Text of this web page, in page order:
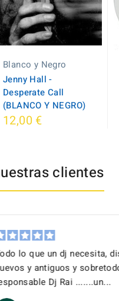
Blanco y Negro
Jenny Hall -
Desperate Call
(BLANCO Y NEGRO)
12,00 €
clientes
discos exclusivos
el trado de su